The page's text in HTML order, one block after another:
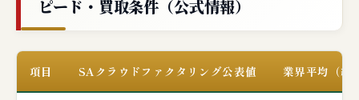
ピード・買取条件（公式情報）
項目 SAクラウドファクタリング公表値 業界平均（編